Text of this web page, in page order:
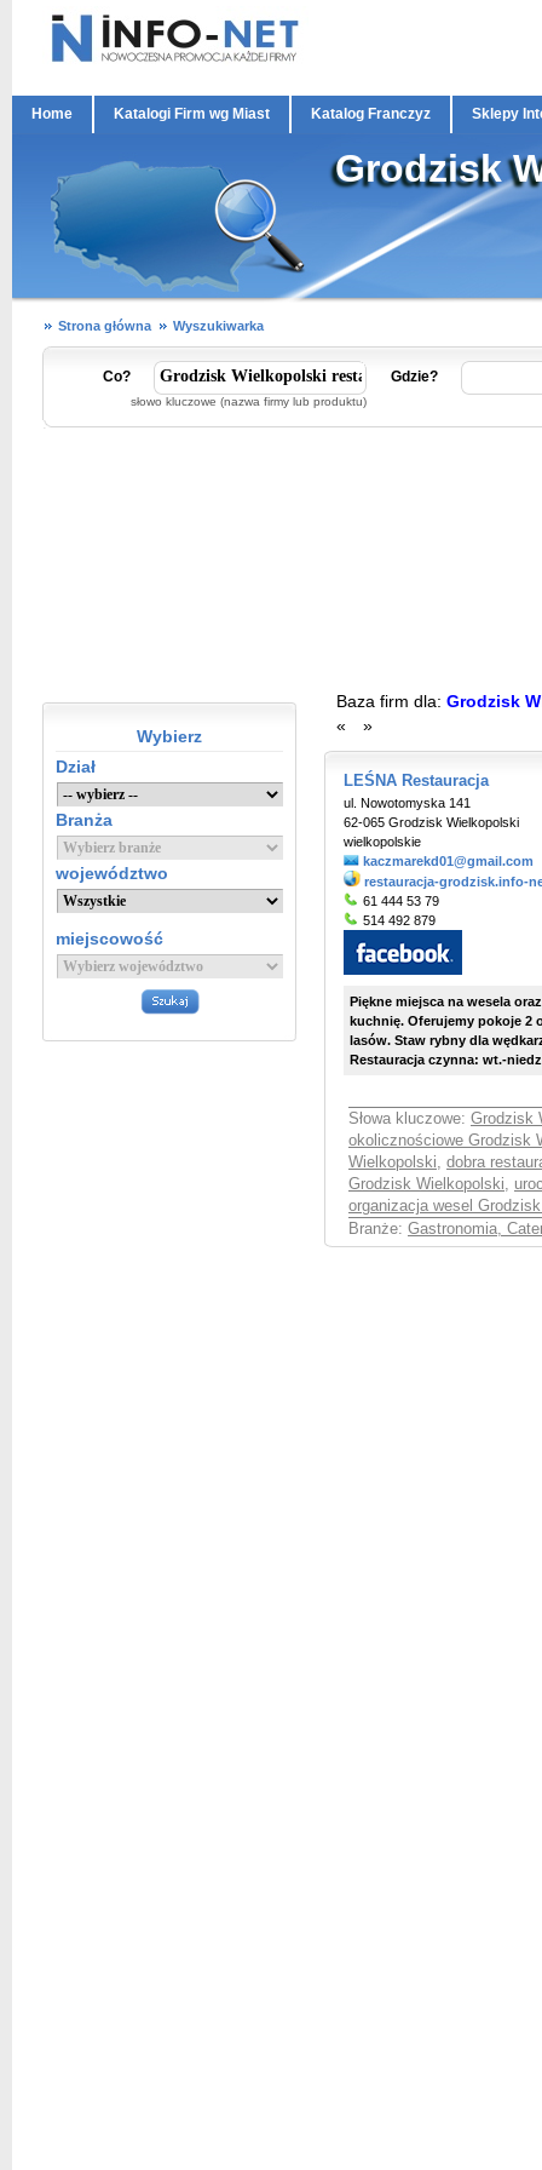
Home Katalogi Firm wg Miast Katalog Franczyz Sklepy
Grodzisk
Strona główna Wyszukiwarka
Co?
słowo kluczowe (nazwa firmy lub produktu)
Gdzie?
Wybierz
Dział
Branża
województwo
miejscowość
Baza firm dla: Grodzisk
«
»
LEŚNA Restauracja
ul. Nowotomyska 141
62-065 Grodzisk Wielkopolski
wielkopolskie
kaczmarekd01@gmail.com
restauracja-grodzisk.info-
61 444 53 79
514 492 879
Piękne miejsca na wesela
kuchnię. Oferujemy pokoje 2
lasów. Staw rybny dla
Restauracja czynna: wt.-
Słowa kluczowe: Grodzisk
okolicznościowe Grodzisk
Wielkopolski, dobra
Grodzisk Wielkopolski,
organizacja wesel
Branże: Gastronomia,